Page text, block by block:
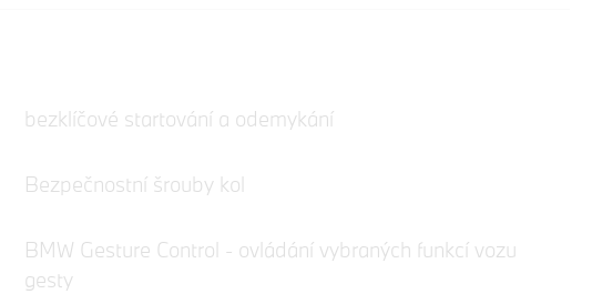
bezklíčové startování a odemykání
Bezpečnostní šrouby kol
BMW Gesture Control - ovládání vybraných funkcí vozu
gesty